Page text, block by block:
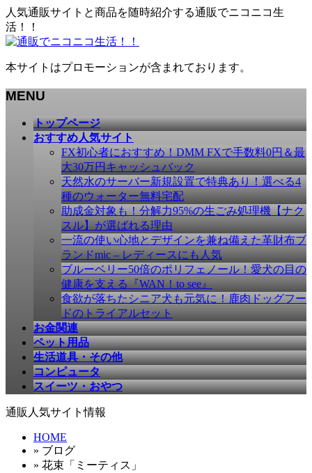
人気通販サイトと商品を随時紹介する通販でニコニコ生
活！！
本サイトはプロモーションが含まれております。
MENU
トップページ
おすすめ人気サイト
FX初心者におすすめ！DMM FXで手数料0円＆最
大30万円キャッシュバック
天然水のサーバー新規設置で特典あり！選べる4
種のウォーター無料宅配
助成金対象も！分解力95%の生ごみ処理機【ナク
スル】が選ばれる理由
一流の使い心地とデザインを兼ね備えた革財布ブ
ランドmic – レディースにも人気
ブルーベリー50倍のポリフェノール！愛犬の目の
健康を支える『WAN！to see』
食欲が落ちたシニア犬も元気に！鹿肉ドッグフー
ドのトライアルセット
お金関連
ペット用品
生活道具・その他
コンピュータ
スイーツ・おやつ
通販人気サイト情報
HOME
» ブログ
» 花束「ミーティス」